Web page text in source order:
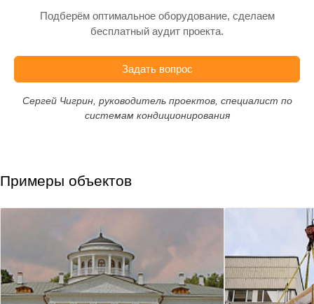
Подберём оптимальное оборудование, сделаем
бесплатный аудит проекта.
Задать вопрос
Сергей Чигрин, руководитель проектов, специалист по
системам кондиционирования
Примеры объектов